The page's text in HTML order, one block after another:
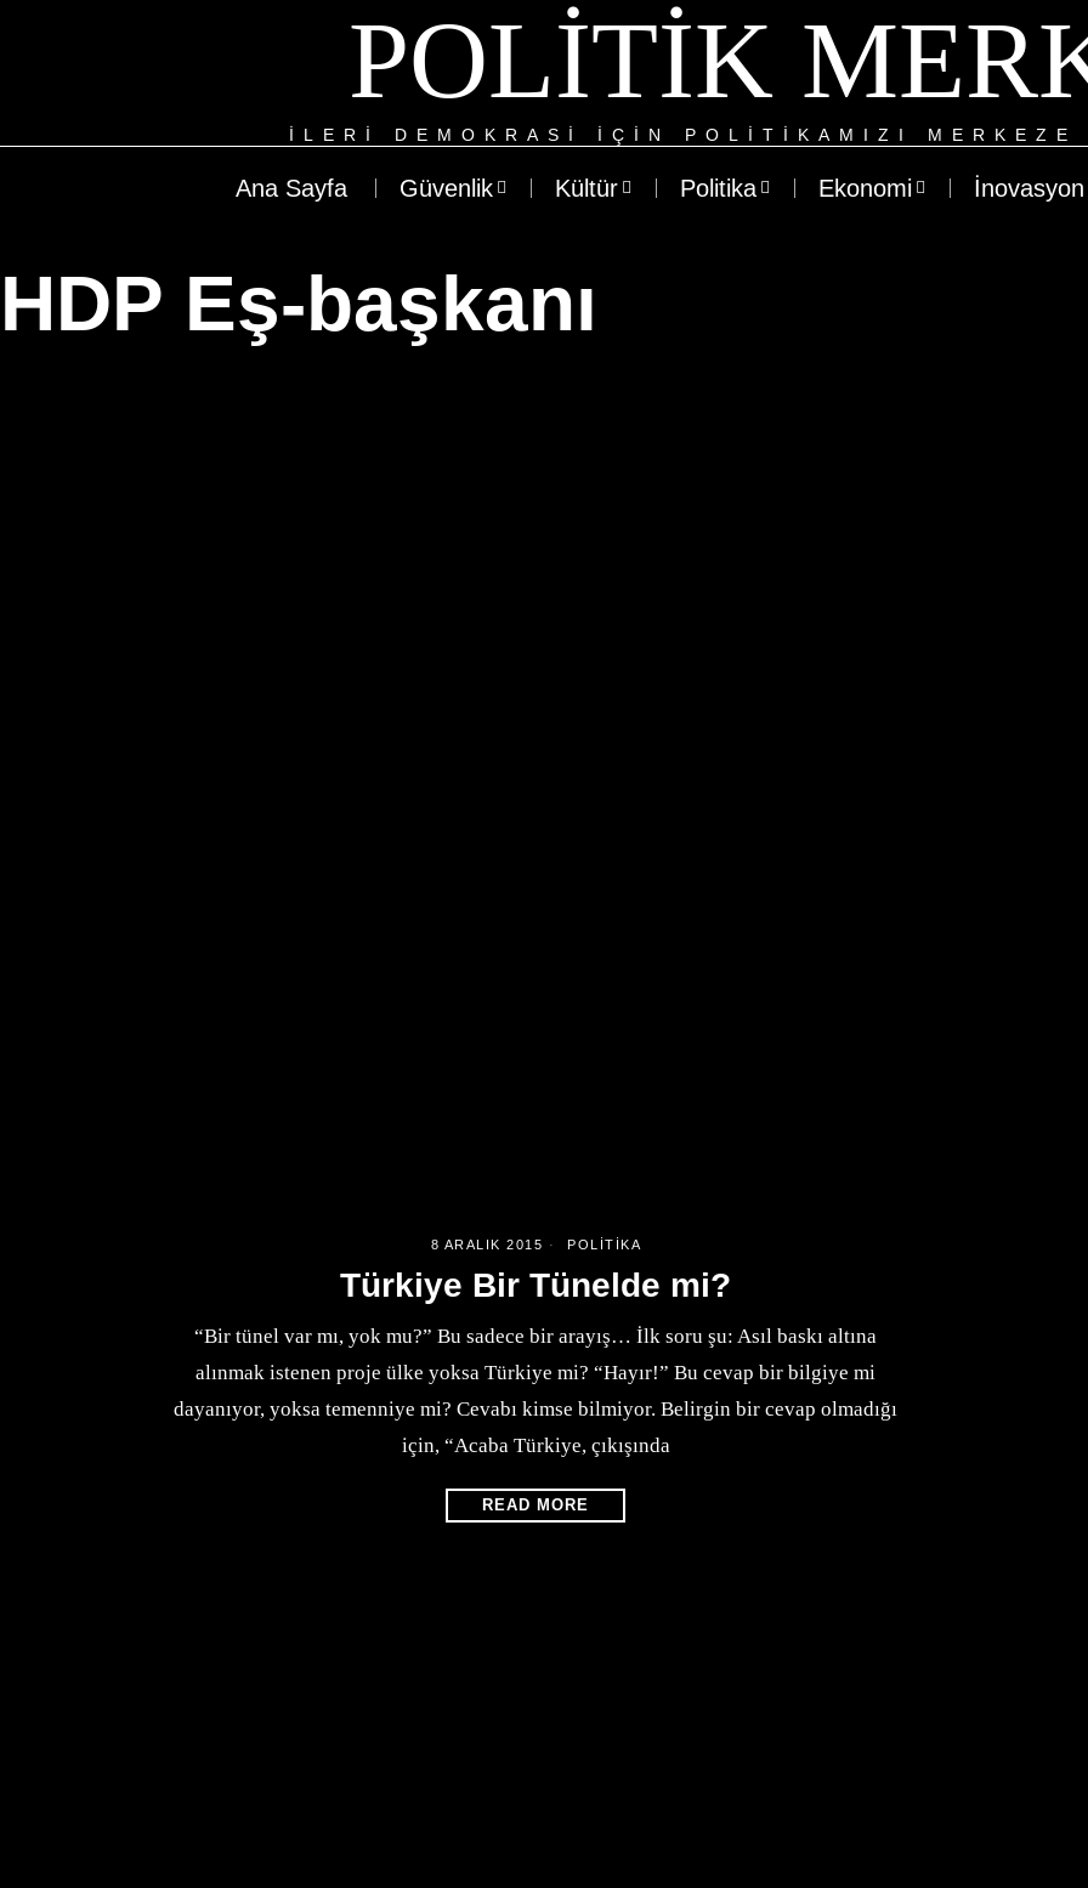
POLITIK
ILERI DEMOKRASI IÇIN POLITIKAMIZI
Ana Sayfa Güvenlik Kültür Politika Ekonomi İnovasyon
HDP Eş-başkanı
8 ARALIK 2015 POLITIKA
Türkiye Bir Tünelde mi?
“Bir tünel var mı, yok mu?” Bu sadece bir arayış… İlk soru şu: Asıl baskı altına
alınmak istenen proje ülke yoksa Türkiye mi? “Hayır!” Bu cevap bir bilgiye mi
dayanıyor, yoksa temenniye mi? Cevabı kimse bilmiyor. Belirgin bir cevap olmadığı
için, “Acaba Türkiye, çıkışında
READ MORE